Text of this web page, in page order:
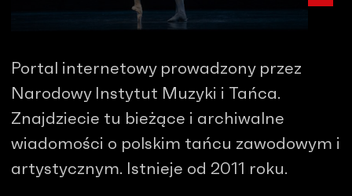
Portal internetowy prowadzony przez
Narodowy Instytut Muzyki i Tańca.
Znajdziecie tu bieżące i archiwalne
wiadomości o polskim tańcu zawodowym i
artystycznym. Istnieje od 2011 roku.